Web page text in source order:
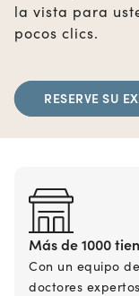
la vista para
pocos clics.
RESERVE SU
Más de 1000
Con un equipo
doctores